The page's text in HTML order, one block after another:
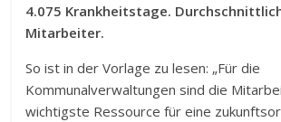
4.075 Krankheitstage.
Mitarbeiter.
So ist in der Vorlage zu lesen: „Für die
Kommunalverwaltungen sind die
wichtigste Ressource für eine